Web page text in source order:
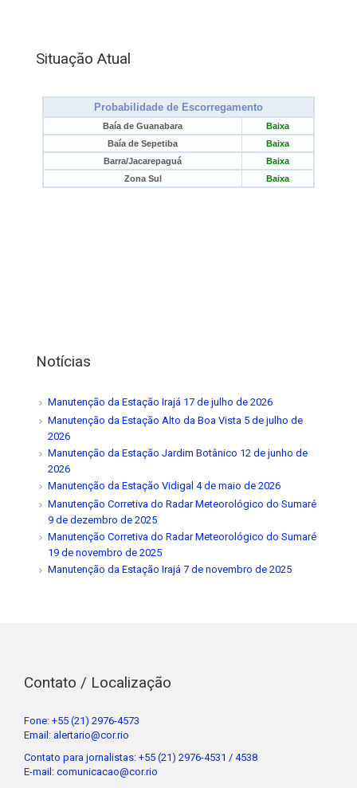
Situação Atual
Notícias
Manutenção da Estação Irajá 17 de julho de 2026
Manutenção da Estação Alto da Boa Vista 5 de julho de
2026
Manutenção da Estação Jardim Botânico 12 de junho de
2026
Manutenção da Estação Vidigal 4 de maio de 2026
Manutenção Corretiva do Radar Meteorológico do Sumaré
9 de dezembro de 2025
Manutenção Corretiva do Radar Meteorológico do Sumaré
19 de novembro de 2025
Manutenção da Estação Irajá 7 de novembro de 2025
Contato / Localização
Fone: +55 (21) 2976-4573
Email: alertario@cor.rio
Contato para jornalistas: +55 (21) 2976-4531 / 4538
E-mail: comunicacao@cor.rio